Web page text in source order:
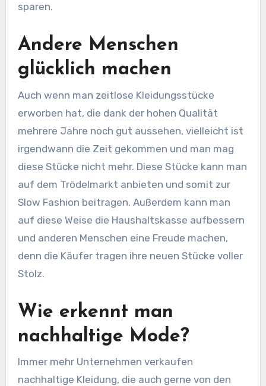
sparen.
Andere Menschen
glücklich machen
Auch wenn man zeitlose Kleidungsstücke
erworben hat, die dank der hohen Qualität
mehrere Jahre noch gut aussehen, vielleicht ist
irgendwann die Zeit gekommen und man mag
diese Stücke nicht mehr. Diese Stücke kann man
auf dem Trödelmarkt anbieten und somit zur
Slow Fashion beitragen. Außerdem kann man
auf diese Weise die Haushaltskasse aufbessern
und anderen Menschen eine Freude machen,
denn die Käufer tragen ihre neuen Stücke voller
Stolz.
Wie erkennt man
nachhaltige Mode?
Immer mehr Unternehmen verkaufen
nachhaltige Kleidung, die auch gerne von den